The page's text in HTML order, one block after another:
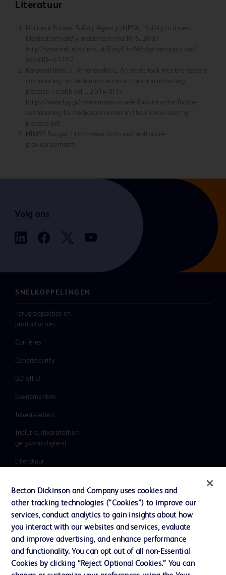
Literatuur
National Patient Safety Agency (NPSA). Safety in doses:
Medication safety incidents in the NHS. 2007.
http://www.nrls.npsa.nhs.uk/EasySiteWeb/getresource.axd?
AssetID=61392
Karavasiliadou S, Athanasakis E. An inside look into the factors
contributing to medication errors in the clinical nursing
practice. Health Sci J. 2014;8(1).
https://www.hsj.gr/medicine/an-inside-look-into-the-factors-
contributing-to-medication-errors-in-the-clinical-nursing-
practice.pdf
HIMSS Europe. http://www.himss.eu/healthcare-
providers/emram
Volg ons
SNELKOPPELINGEN
Terugroepacties en
productacties
Carrières
Cybersecurity
BD eIFU
Evenementen
Investeerders
Inclusie, diversiteit en
gelijkwaardigheid
Literatuur
Ons bedrijf
Ethics & Compliance
Ondersteuning
Becton Dickinson and Company uses cookies and
other tracking technologies (“Cookies”) to improve our
services, conduct analytics to gain insights about how
you interact with our websites and services, evaluate
and improve advertising, and enhance performance
and functionality. You can opt out of all non-Essential
Cookies by clicking “Reject Optional Cookies.” You can